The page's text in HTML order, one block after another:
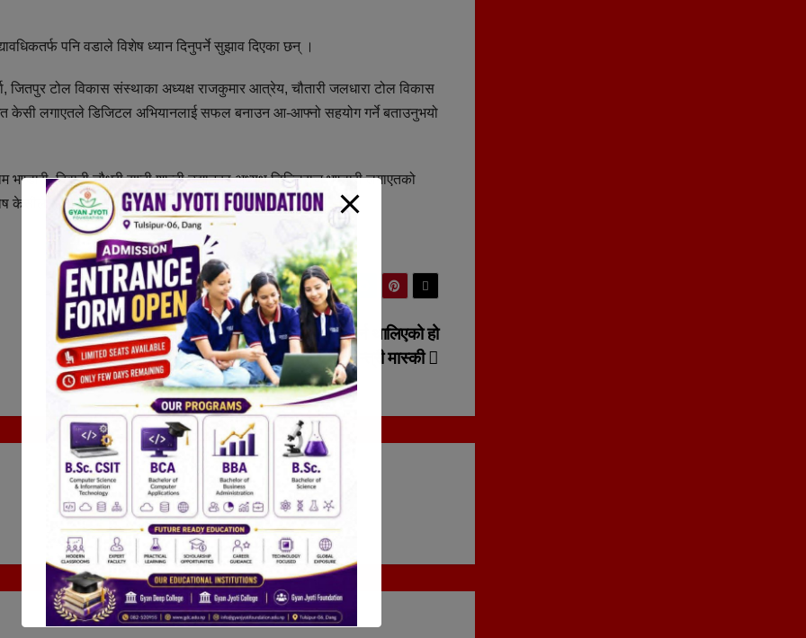
पनि वडाले विशेष ध्यान दिनुपर्ने सुझाव दिएका छन् ।
जितपुर टोल विकास संस्थाका अध्यक्ष राजकुमार आत्रेय, चौतारी जलधारा टोल विकास
केसी लगाएतले डिजिटल अभियानलाई सफल बनाउन आ-आफ्नो सहयोग गर्ने बताउनुभयो
दिवानी चौधरी,राप्ती शान्ती उद्यानका अध्यक्ष डिल्लिराज भण्डारी लगाएतको
केसीले गर्नुभएको हो ।
जनयुद्धमा महिलाले देखाएको विरताले नै सेनामा भर्ति गर्न थालिएको हो
ः मन्त्री मास्की